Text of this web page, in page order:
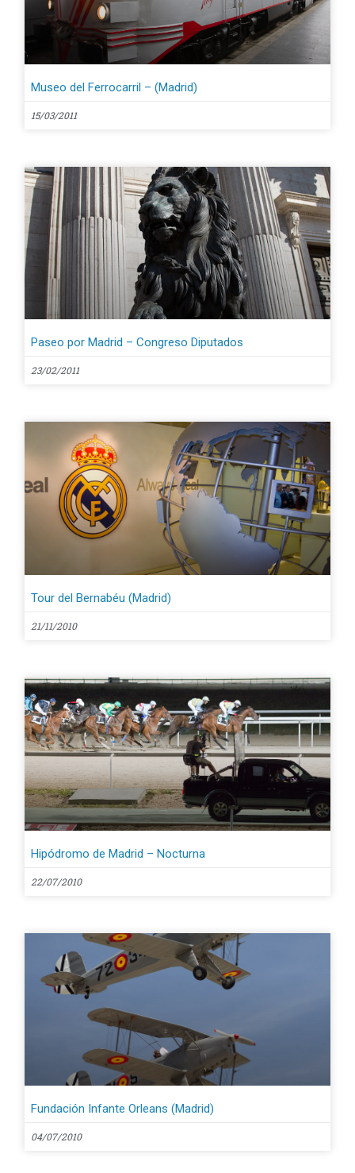
Museo del Ferrocarril – (Madrid)
15/03/2011
Paseo por Madrid – Congreso Diputados
23/02/2011
Tour del Bernabéu (Madrid)
21/11/2010
Hipódromo de Madrid – Nocturna
22/07/2010
Fundación Infante Orleans (Madrid)
04/07/2010